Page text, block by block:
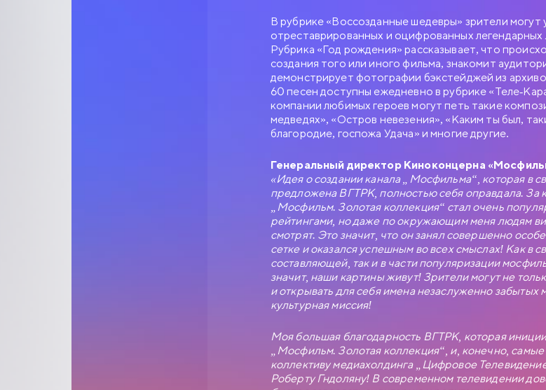
В рубрике «Воссозданные шедевры» зрители могут
отреставрированных и оцифрованных легендарных
Рубрика «Год рождения» рассказывает, что
создания того или иного фильма, знакомит
демонстрирует фотографии бэкстейджей из
60 песен доступны ежедневно в рубрике «Теле-
компании любимых героев могут петь такие
медведях», «Остров невезения», «Каким ты был,
благородие, госпожа Удача» и многие другие.
Генеральный директор Киноконцерна
«Идея о создании канала „Мосфильма“, которая в
предложена ВГТРК, полностью себя оправдала. За
„Мосфильм. Золотая коллекция“ стал очень
рейтингами, но даже по окружающим меня людям
смотрят. Это значит, что он занял совершенно
сетке и оказался успешным во всех смыслах! Как в
составляющей, так и в части популяризации
значит, наши картины живут! Зрители могут не
и открывать для себя имена незаслуженно забытых
культурная миссия!
Моя большая благодарность ВГТРК, которая
„Мосфильм. Золотая коллекция“, и, конечно, самые
коллективу медиахолдинга „Цифровое
Роберту Гндоляну! В современном телевидении
СЛУЖЕБНЫЙ РОМАН